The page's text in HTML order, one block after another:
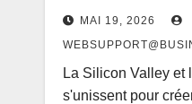
MAI 19, 2026
La Silicon Valley
s'unissent pour